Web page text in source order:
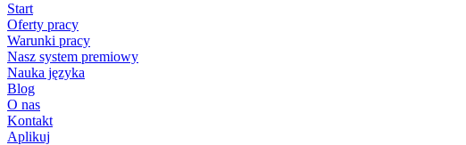
Start
Oferty pracy
Warunki pracy
Nasz system premiowy
Nauka języka
Blog
O nas
Kontakt
Aplikuj